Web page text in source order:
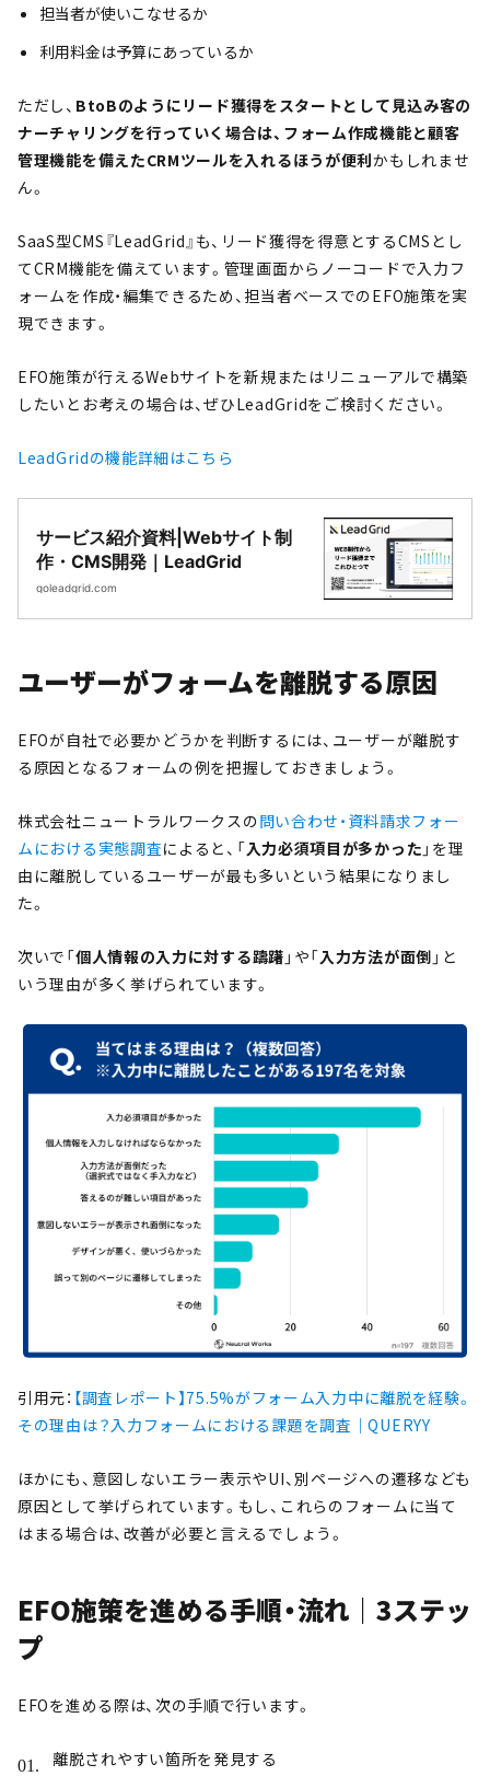
担当者が使いこなせるか
利用料金は予算にあっているか
ただし、 BtoBのようにリード獲得をスタートとして見込み客の
ナーチャリングを行っていく場合は、フォーム作成機能と顧客
管理機能を備えたCRMツールを入れるほうが便利かもしれませ
ん。
SaaS型CMS『LeadGrid』も、リード獲得を得意とするCMSとし
てCRM機能を備えています。管理画面からノーコードで入力フ
ォームを作成・編集できるため、担当者ベースでのEFO施策を実
現できます。
EFO施策が行えるWebサイトを新規またはリニューアルで構築
したいとお考えの場合は、ぜひLeadGridをご検討ください。
LeadGridの機能詳細はこちら
サービス紹介資料|Webサイト制
作・CMS開発｜LeadGrid
goleadgrid.com
ユーザーがフォームを離脱する原因
EFOが自社で必要かどうかを判断するには、ユーザーが離脱す
る原因となるフォームの例を把握しておきましょう。
株式会社ニュートラルワークスの問い合わせ・資料請求フォー
ムにおける実態調査によると、「入力必須項目が多かった 」を理
由に離脱しているユーザーが最も多いという結果になりまし
た。
次いで「個人情報の入力に対する躊躇 」や「入力方法が面倒 」と
いう理由が多く挙げられています。
引用元： 【調査レポート】75.5%がフォーム入力中に離脱を経験。
その理由は？入力フォームにおける課題を調査｜QUERYY
ほかにも、意図しないエラー表示やUI、別ページへの遷移なども
原因として挙げられています。もし、これらのフォームに当て
はまる場合は、改善が必要と言えるでしょう。
EFO施策を進める手順・流れ｜3ステッ
プ
EFOを進める際は、次の手順で行います。
離脱されやすい箇所を発見する